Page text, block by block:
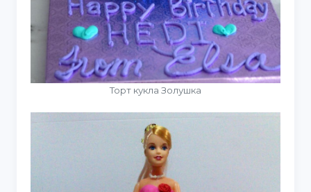
Торт кукла Золушка